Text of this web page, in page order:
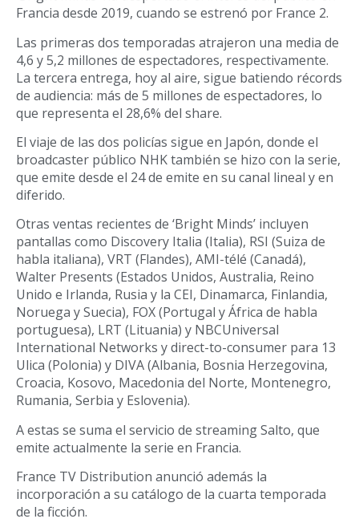
Francia desde 2019, cuando se estrenó por France 2.
Las primeras dos temporadas atrajeron una media de
4,6 y 5,2 millones de espectadores, respectivamente.
La tercera entrega, hoy al aire, sigue batiendo récords
de audiencia: más de 5 millones de espectadores, lo
que representa el 28,6% del share.
El viaje de las dos policías sigue en Japón, donde el
broadcaster público NHK también se hizo con la serie,
que emite desde el 24 de emite en su canal lineal y en
diferido.
Otras ventas recientes de ‘Bright Minds’ incluyen
pantallas como Discovery Italia (Italia), RSI (Suiza de
habla italiana), VRT (Flandes), AMI-télé (Canadá),
Walter Presents (Estados Unidos, Australia, Reino
Unido e Irlanda, Rusia y la CEI, Dinamarca, Finlandia,
Noruega y Suecia), FOX (Portugal y África de habla
portuguesa), LRT (Lituania) y NBCUniversal
International Networks y direct-to-consumer para 13
Ulica (Polonia) y DIVA (Albania, Bosnia Herzegovina,
Croacia, Kosovo, Macedonia del Norte, Montenegro,
Rumania, Serbia y Eslovenia).
A estas se suma el servicio de streaming Salto, que
emite actualmente la serie en Francia.
France TV Distribution anunció además la
incorporación a su catálogo de la cuarta temporada
de la ficción.